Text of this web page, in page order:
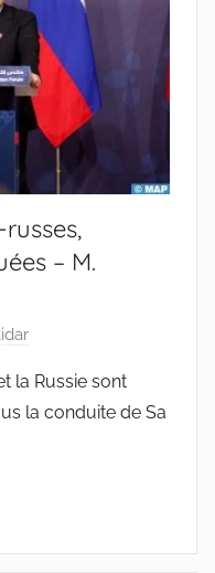
– M.
la Russie sont
la conduite de Sa